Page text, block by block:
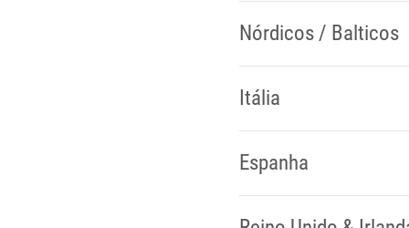
Nórdicos / Balticos
Itália
Espanha